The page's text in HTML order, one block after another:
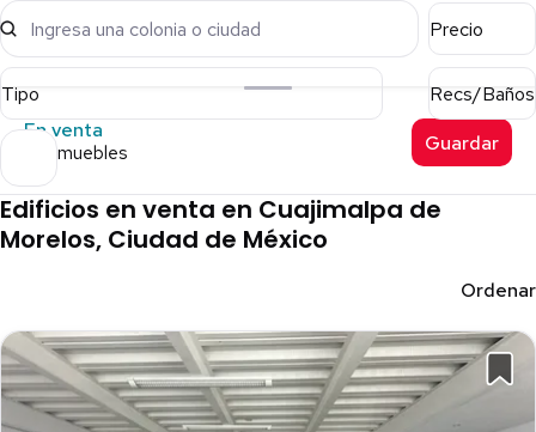
Ingresa una colonia o ciudad Precio
Tipo
Recs/Baños
En venta
17 inmuebles Guardar
Edificios en venta en Cuajimalpa de
Morelos, Ciudad de México
Ordenar